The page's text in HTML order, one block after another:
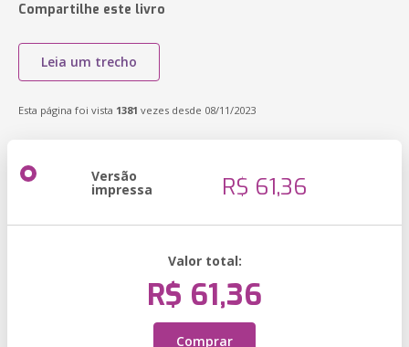
Compartilhe este livro
Leia um trecho
Esta página foi vista 1381 vezes desde 08/11/2023
Versão
impressa R$ 61,36
Valor total:
R$ 61,36
Comprar